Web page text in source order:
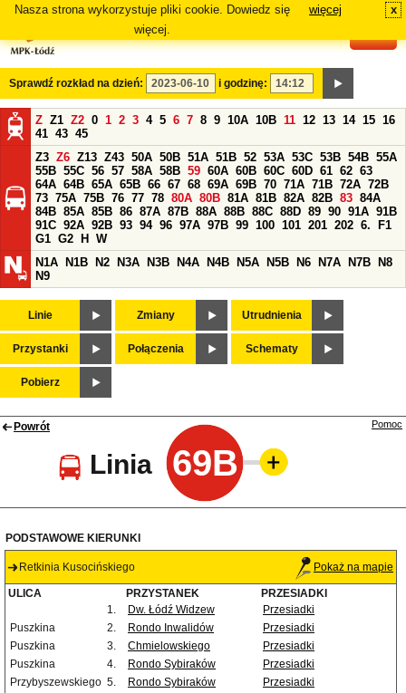
Nasza strona wykorzystuje pliki cookie. Dowiedz się
więcej.
więcej x
Sprawdź rozkład na dzień: i godzinę:
Z Z1 Z2 0 1 2 3 4 5 6 7 8 9 10A 10B 11 12 13 14 15 16
41 43 45
Z3 Z6 Z13 Z43 50A 50B 51A 51B 52 53A 53C 53B 54B 55A
55B 55C 56 57 58A 58B 59 60A 60B 60C 60D 61 62 63
64A 64B 65A 65B 66 67 68 69A 69B 70 71A 71B 72A 72B
73 75A 75B 76 77 78 80A 80B 81A 81B 82A 82B 83 84A
84B 85A 85B 86 87A 87B 88A 88B 88C 88D 89 90 91A 91B
91C 92A 92B 93 94 96 97A 97B 99 100 101 201 202 6.
F1
G1 G2 H
W
N1A
N1B N2 N3A N3B N4A N4B N5A N5B N6 N7A N7B
N8
N9
Linie Zmiany Utrudnienia
Przystanki Połączenia Schematy
Pobierz
Powrót
Linia 69B
Pomoc
PODSTAWOWE KIERUNKI
Retkinia Kusocińskiego Pokaż na mapie
ULICA PRZYSTANEK
PRZESIADKI
1.
Dw. Łódź Widzew
Przesiadki
Puszkina
2. Rondo Inwalidów
Przesiadki
Puszkina
3. Chmielowskiego
Przesiadki
Puszkina
4. Rondo Sybiraków
Przesiadki
Przybyszewskiego 5. Rondo Sybiraków
Przesiadki